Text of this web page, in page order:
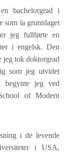
bachelorgrad i
som la grunnlaget
jeg fullførte en
i engelsk. Den
jeg tok doktorgrad
som jeg utvidet
begynte jeg ved
of Modern
i de levende
i USA,